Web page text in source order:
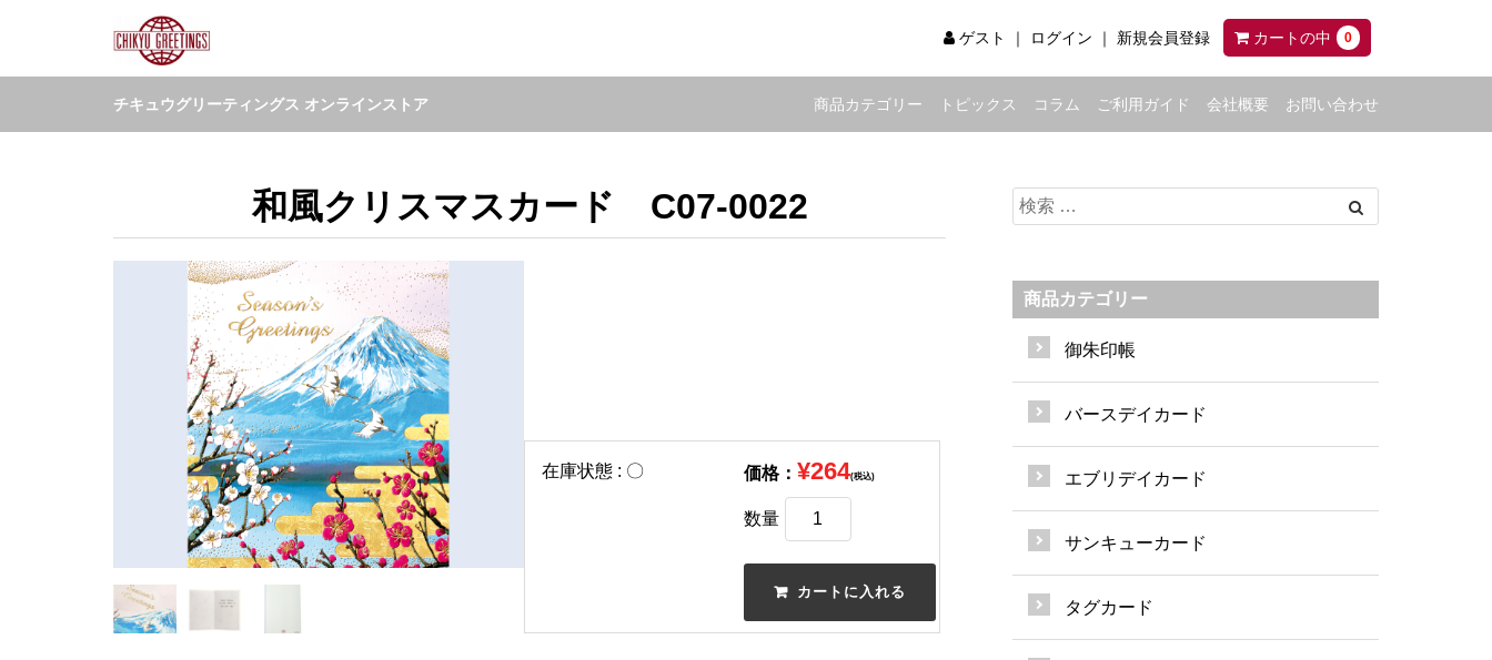
ゲスト ログイン 新規会員登録 カートの中 0
チキュウグリーティングス オンラインストア 商品カテゴリー トピックス コラム ご利用ガイド 会社概要 お問い合わせ
和風クリスマスカード C07-0022
在庫状態 : 〇 価格： ¥264(税込)
数量
商品カテゴリー
御朱印帳
バースデイカード
エブリデイカード
サンキューカード
タグカード